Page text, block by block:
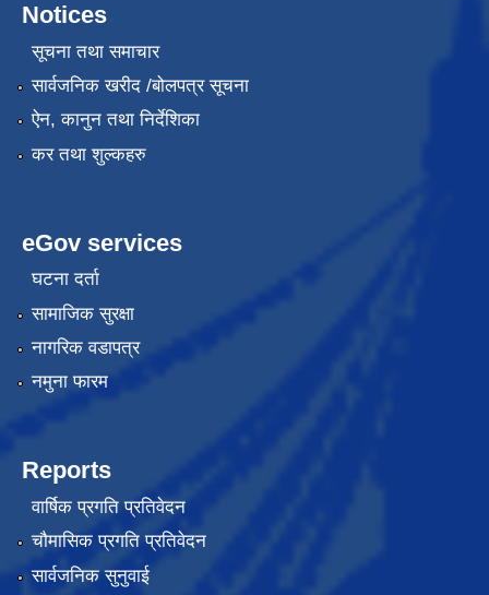
Notices
सूचना तथा समाचार
सार्वजनिक खरीद /बोलपत्र सूचना
ऐन, कानुन तथा निर्देशिका
कर तथा शुल्कहरु
eGov services
घटना दर्ता
सामाजिक सुरक्षा
नागरिक वडापत्र
नमुना फारम
Reports
वार्षिक प्रगति प्रतिवेदन
चौमासिक प्रगति प्रतिवेदन
सार्वजनिक सुनुवाई